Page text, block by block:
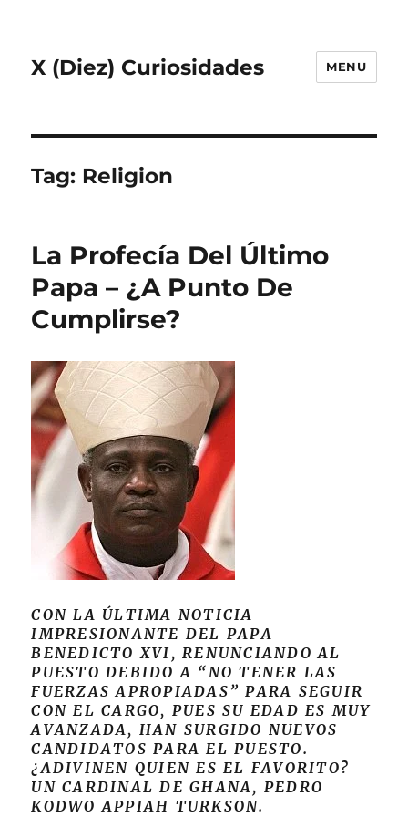
X (Diez) Curiosidades MENU
Tag: Religion
La Profecía Del Último
Papa – ¿A Punto De
Cumplirse?
CON LA ÚLTIMA NOTICIA
IMPRESIONANTE DEL PAPA
BENEDICTO XVI, RENUNCIANDO AL
PUESTO DEBIDO A “NO TENER LAS
FUERZAS APROPIADAS” PARA SEGUIR
CON EL CARGO, PUES SU EDAD ES MUY
AVANZADA, HAN SURGIDO NUEVOS
CANDIDATOS PARA EL PUESTO.
¿ADIVINEN QUIEN ES EL FAVORITO?
UN CARDINAL DE GHANA, PEDRO
KODWO APPIAH TURKSON.